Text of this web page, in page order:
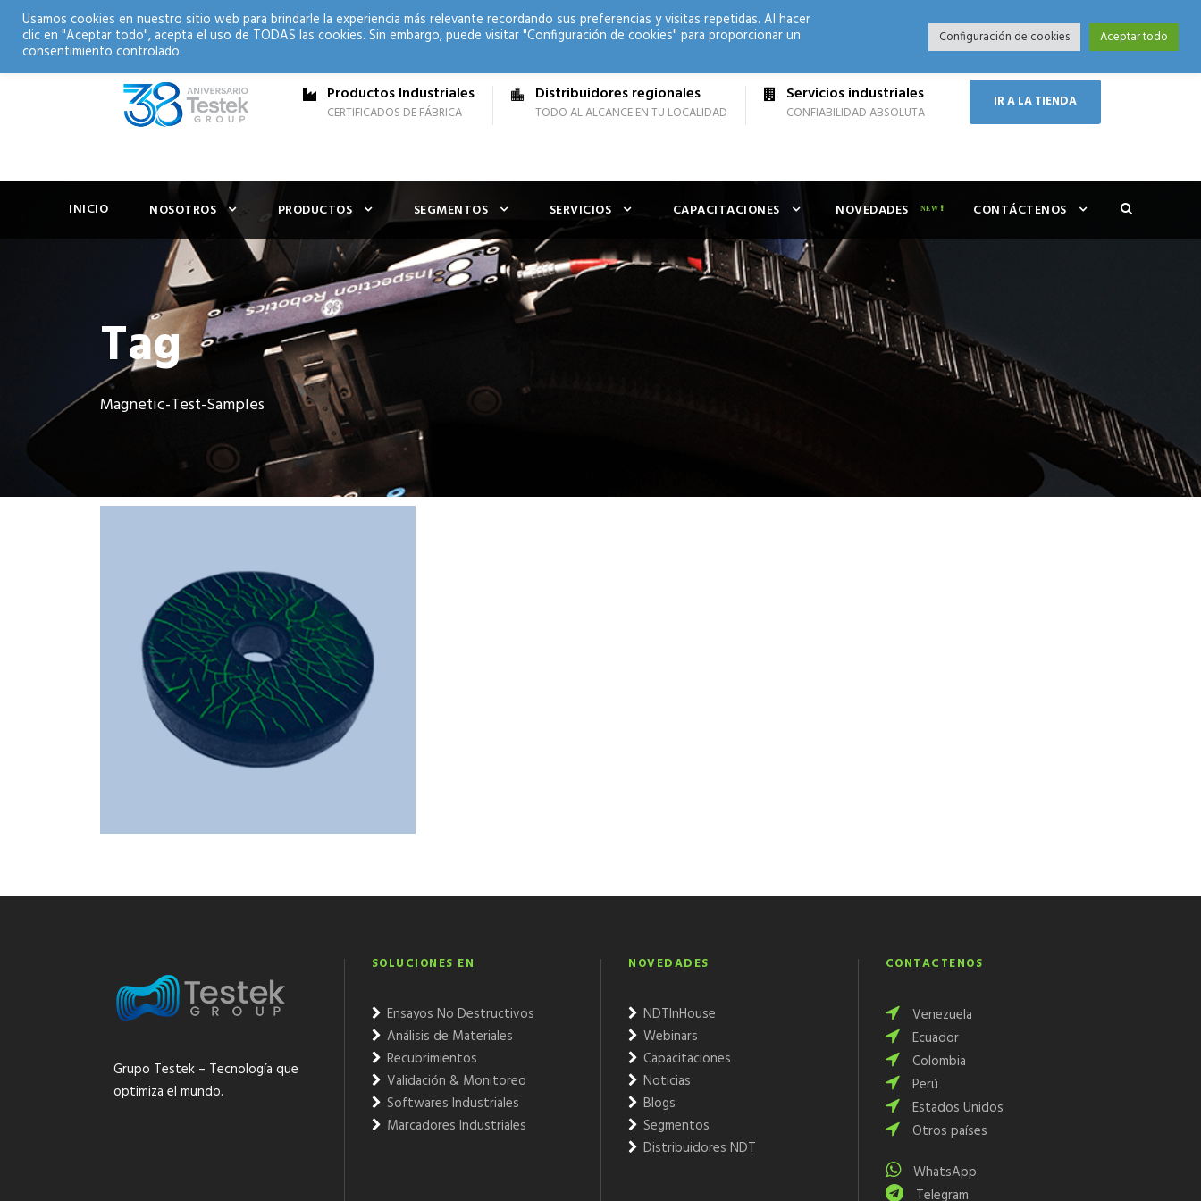
Modo Nocturno
Productos Industriales
CERTIFICADOS DE FÁBRICA
Distribuidores regionales
TODO AL ALCANCE EN TU LOCALIDAD
Servicios industriales
CONFIABILIDAD ABSOLUTA
IR A LA TIENDA
INICIO NOSOTROS PRODUCTOS SEGMENTOS SERVICIOS CAPACITACIONES NOVEDADES CONTÁCTENOS
Tag
Magnetic-Test-Samples
Grupo Testek – Tecnología que
optimiza el mundo.
SOLUCIONES EN
Ensayos No Destructivos
Análisis de Materiales
Recubrimientos
Validación & Monitoreo
Softwares Industriales
Marcadores Industriales
NOVEDADES
NDTInHouse
Webinars
Capacitaciones
Noticias
Blogs
Segmentos
Distribuidores NDT
CONTÁCTENOS
Venezuela
Ecuador
Colombia
Perú
Estados Unidos
Otros países
WhatsApp
Telegram
Usamos cookies en nuestro sitio web para brindarle la experiencia más relevante recordando sus preferencias y visitas repetidas. Al hacer
clic en "Aceptar todo", acepta el uso de TODAS las cookies. Sin embargo, puede visitar "Configuración de cookies" para proporcionar un
consentimiento controlado.
Configuración de cookies Aceptar todo